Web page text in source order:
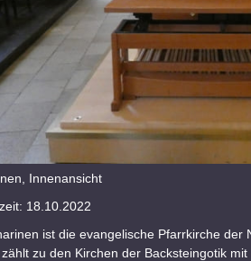
Innenansicht
18.10.2022
ist die evangelische Pfarrkirche der
zu den Kirchen der Backsteingotik